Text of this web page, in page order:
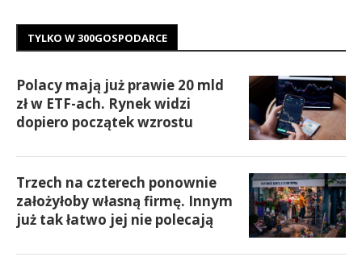
TYLKO W 300GOSPODARCE
Polacy mają już prawie 20 mld
zł w ETF-ach. Rynek widzi
dopiero początek wzrostu
Trzech na czterech ponownie
założyłoby własną firmę. Innym
już tak łatwo jej nie polecają